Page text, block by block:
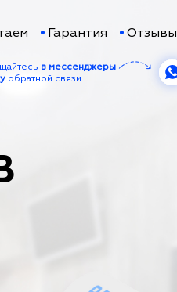
Гарантия Отзывы
в мессенджеры
обратной связи